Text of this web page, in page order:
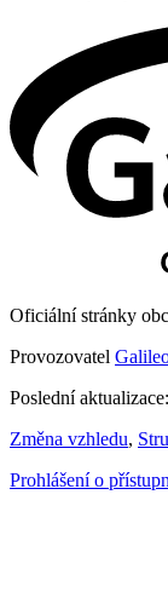
Oficiální stránky
Provozovatel
Poslední
Změna vzhledu,
Prohlášení o